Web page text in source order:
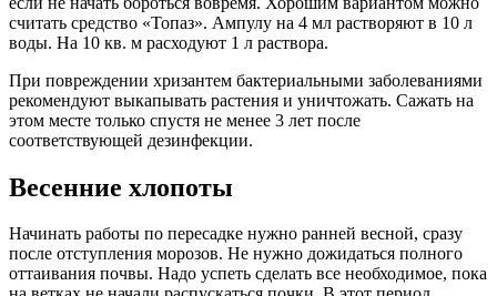
считать средство «Топаз». Ампулу на 4 мл растворяют в 10 л
воды. На 10 кв. м расходуют 1 л раствора.
При повреждении хризантем бактериальными заболеваниями
рекомендуют выкапывать растения и уничтожать. Сажать на
этом месте только спустя не менее 3 лет после
соответствующей дезинфекции.
Весенние хлопоты
Начинать работы по пересадке нужно ранней весной, сразу
после отступления морозов. Не нужно дожидаться полного
оттаивания почвы. Надо успеть сделать все необходимое, пока